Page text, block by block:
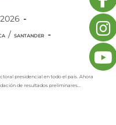
/ SANTANDER
presidencial en todo el país. Ahora
de resultados preliminares…